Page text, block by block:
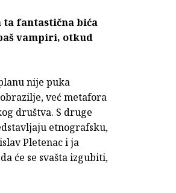
fantastična bića
vampiri, otkud
nije puka
već metafora
društva. S druge
etnografsku,
Pletenac i ja
će se svašta izgubiti,